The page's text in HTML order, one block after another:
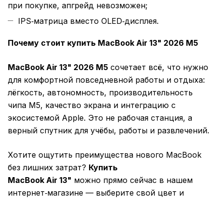
при покупке, апгрейд невозможен;
IPS‑матрица вместо OLED‑дисплея.
Почему стоит купить MacBook Air 13" 2026 M5
MacBook Air 13" 2026 M5 сочетает всё, что нужно
для комфортной повседневной работы и отдыха:
лёгкость, автономность, производительность
чипа M5, качество экрана и интеграцию с
экосистемой Apple. Это не рабочая станция, а
верный спутник для учёбы, работы и развлечений.
Хотите ощутить преимущества нового MacBook
без лишних затрат? Купить
MacBook Air 13" можно прямо сейчас в нашем
интернет‑магазине — выберите свой цвет и